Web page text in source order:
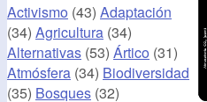
Activismo (43) Adaptación
(34) Agricultura (34)
Alternativas (53) Ártico (31)
Atmósfera (34) Biodiversidad
(35) Bosques (32)